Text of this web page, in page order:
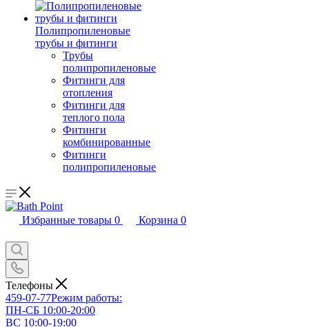
Полипропиленовые
трубы и фитинги
Трубы
полипропиленовые
Фитинги для
отопления
Фитинги для
теплого пола
Фитинги
комбинированные
Фитинги
полипропиленовые
Избранные товары 0 Корзина 0
Телефоны
459-07-77Режим работы:
ПН-СБ 10:00-20:00
ВС 10:00-19:00